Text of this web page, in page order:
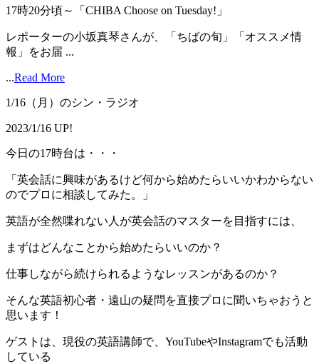
17時20分頃～「CHIBA Choose on Tuesday!」
レポーターの小坂真琴さんが、「ちばの旬」「オススメ情
報」をお届 ...
...Read More
1/16（月）のシン・ラジオ
2023/1/16 UP!
今日の17時台は・・・
「英会話に興味があるけど何から始めたらいいかわからない
のでプロに相談してみた。」
英語が全然喋れない人が英会話のマスターを目指すには、
まずはどんなことから始めたらいいのか？
仕事しながら続けられるようなレッスンがあるのか？
そんな英語初心者・遠山の疑問を直接プロに聞いちゃおうと
思います！
ゲストは、現役の英語講師で、YouTubeやInstagramでも活動
している